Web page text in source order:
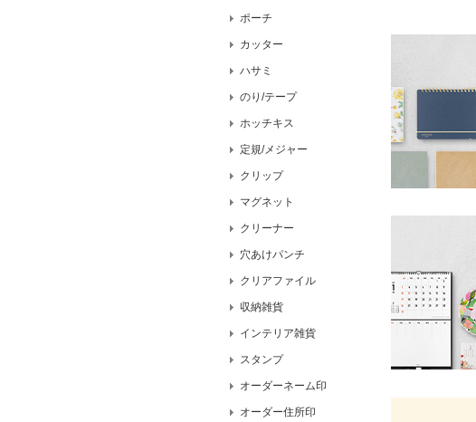
ポーチ
カッター
ハサミ
のり/テープ
ホッチキス
定規/メジャー
クリップ
マグネット
クリーナー
穴あけパンチ
クリアファイル
収納雑貨
インテリア雑貨
スタンプ
オーダーネーム印
オーダー住所印